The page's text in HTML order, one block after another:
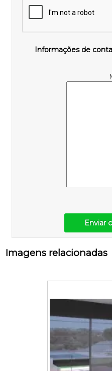
Informações de
Enviar
Imagens relacionadas